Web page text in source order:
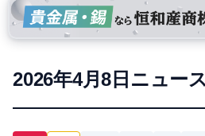
2026年4月8日ニュー